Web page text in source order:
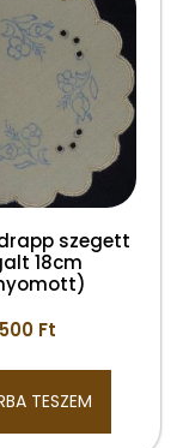
szegett
18cm
Ft
TESZEM